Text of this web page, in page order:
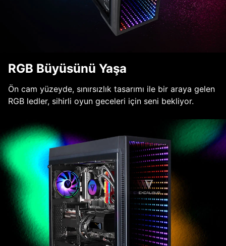
RGB Büyüsünü Yaşa
Ön cam yüzeyde, sınırsızlık tasarımı ile bir araya gelen
RGB ledler, sihirli oyun geceleri için seni bekliyor.